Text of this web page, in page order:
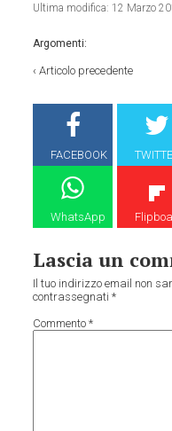
Ultima modifica: 12 Marzo
Argomenti:
‹Articolo precedente
FACEBOOK
WhatsApp
Lascia un
Il tuo indirizzo email non
contrassegnati*
Commento*